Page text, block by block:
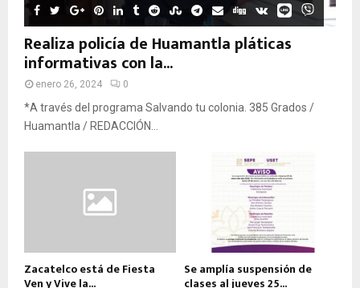
Realiza policía de Huamantla pláticas
informativas con la...
enero 26, 2024 0
*A través del programa Salvando tu colonia. 385 Grados /
Huamantla / REDACCIÓN...
Zacatelco está de Fiesta
Ven y Vive la...
Se amplía suspensión de
clases al jueves 25...